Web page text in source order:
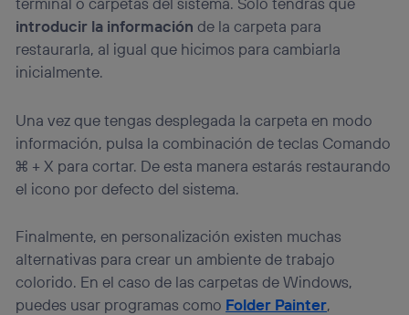
introducir la información de la carpeta para
restaurarla, al igual que hicimos para cambiarla
inicialmente.
Una vez que tengas desplegada la carpeta en modo
información, pulsa la combinación de teclas Comando
⌘ + X para cortar. De esta manera estarás restaurando
el icono por defecto del sistema.
Finalmente, en personalización existen muchas
alternativas para crear un ambiente de trabajo
colorido. En el caso de las carpetas de Windows,
puedes usar programas como Folder Painter,